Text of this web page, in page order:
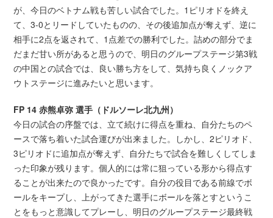
が、今日のベトナム戦も苦しい試合でした。1ピリオドを終え
て、3-0とリードしていたものの、その後追加点が奪えず、逆に
相手に2点を返されて、1点差での勝利でした。詰めの部分でま
だまだ甘い所があると思うので、明日のグループステージ第3戦
の中国との試合では、良い勝ち方をして、気持ち良くノックア
ウトステージに進みたいと思います。
FP 14 赤熊卓弥 選手（ドルソーレ北九州）
今日の試合の序盤では、立て続けに得点を重ね、自分たちのペ
ースで落ち着いた試合運びが出来ました。しかし、2ピリオド、
3ピリオドに追加点が奪えず、自分たちで試合を難しくしてしま
った印象が残ります。個人的には常に狙っている形から得点す
ることが出来たので良かったです。自分の役目である前線でボ
ールをキープし、上がってきた選手にボールを落とすというこ
とをもっと意識してプレーし、明日のグループステージ最終戦